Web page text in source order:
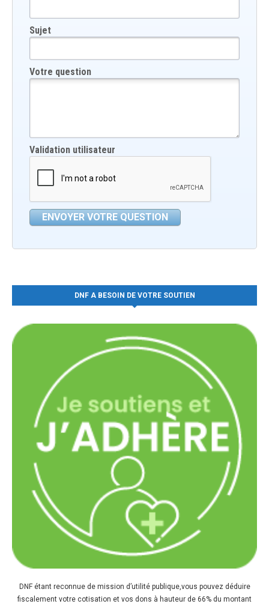
Sujet
Votre question
Validation utilisateur
DNF A BESOIN DE VOTRE SOUTIEN
DNF étant reconnue de mission d’utilité publique,vous pouvez déduire
fiscalement votre cotisation et vos dons à hauteur de 66% du montant